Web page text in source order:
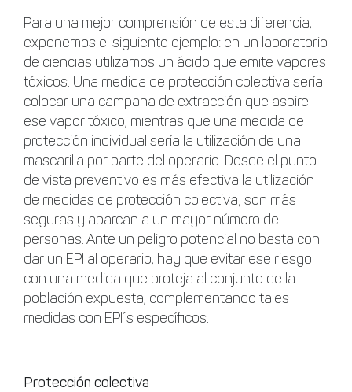
Para una mejor comprensión de esta diferencia,
exponemos el siguiente ejemplo: en un laboratorio
de ciencias utilizamos un ácido que emite vapores
tóxicos. Una medida de protección colectiva sería
colocar una campana de extracción que aspire
ese vapor tóxico, mientras que una medida de
protección individual sería la utilización de una
mascarilla por parte del operario. Desde el punto
de vista preventivo es más efectiva la utilización
de medidas de protección colectiva; son más
seguras y abarcan a un mayor número de
personas. Ante un peligro potencial no basta con
dar un EPI al operario, hay que evitar ese riesgo
con una medida que proteja al conjunto de la
población expuesta, complementando tales
medidas con EPI´s específicos.
Protección colectiva